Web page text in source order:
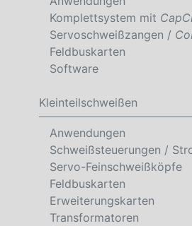
Komplettsystem mit
Servoschweißzangen /
Feldbuskarten
Software
Kleinteilschweißen
Anwendungen
Schweißsteuerungen /
Servo-Feinschweißköpfe
Feldbuskarten
Erweiterungskarten
Transformatoren